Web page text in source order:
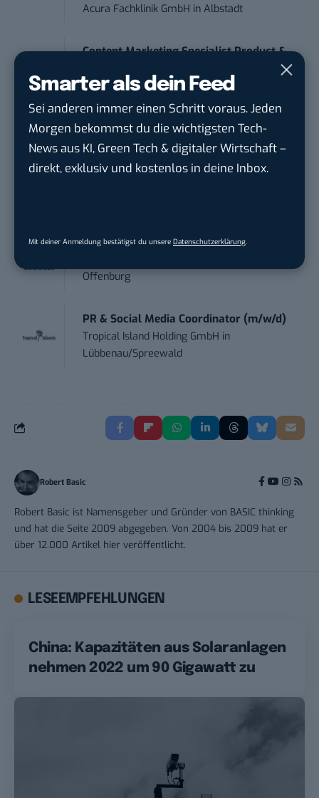
Smarter als dein Feed
Sei anderen immer einen Schritt voraus. Jeden
Morgen bekommst du die wichtigsten Tech-
News aus KI, Green Tech & digitaler Wirtschaft –
direkt, exklusiv und kostenlos in deine Inbox.
Mit deiner Anmeldung bestätigst du unsere Datenschutzerklärung.
Acura Fachklinik GmbH inAlbstadt
Content Marketing Specialist Product &
Ferdinand Bilstein GmbH & Co. KG
Ennepetal
PR & Social Media Coordinator (m/w/d)
Tropical Island Holding GmbHin Königs
Schwerpunkt Pai...
Offenburg
PR & Social Media Coordinator (m/w/d)
Tropical Island Holding GmbH in
Lübbenau/Spreewald
Robert Basic
Robert Basic ist Namensgeber und Gründer von BASIC thinking
und hat die Seite 2009 abgegeben. Von 2004 bis 2009 hat er
über 12.000 Artikel hier veröffentlicht.
LESEEMPFEHLUNGEN
China: Kapazitäten aus Solaranlagen
nehmen 2022 um 90 Gigawatt zu